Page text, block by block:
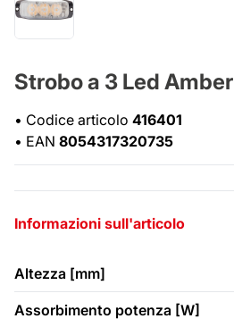
Strobo a 3 Led Amber
• Codice articolo 416401
• EAN 8054317320735
Informazioni sull'articolo
Altezza [mm]
Assorbimento potenza [W]